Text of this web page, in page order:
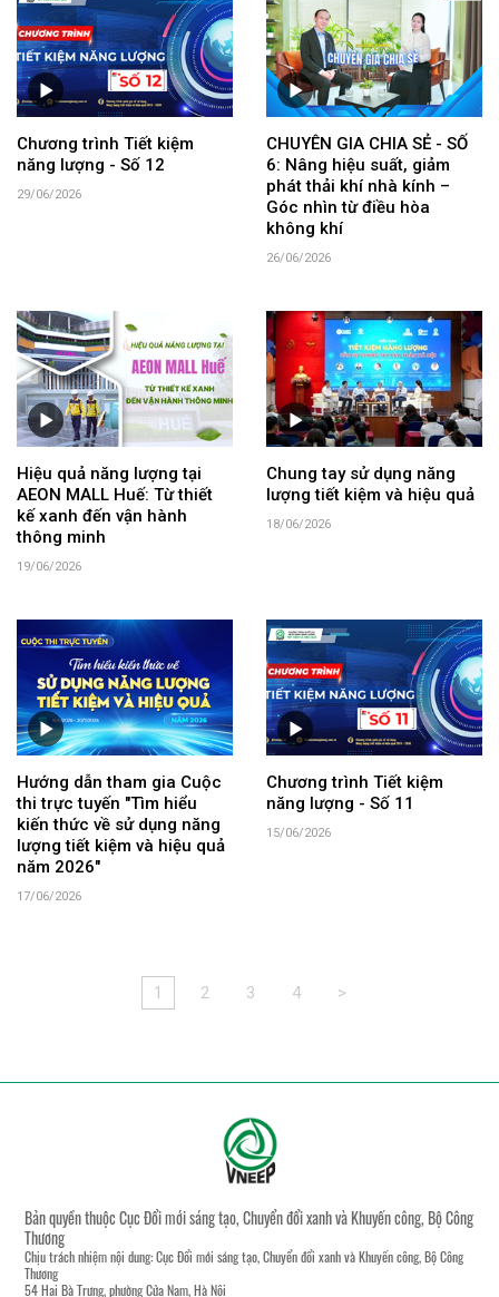
Chương trình Tiết kiệm
năng lượng - Số 12
29/06/2026
CHUYÊN GIA CHIA SẺ - SỐ
6: Nâng hiệu suất, giảm
phát thải khí nhà kính –
Góc nhìn từ điều hòa
không khí
26/06/2026
Hiệu quả năng lượng tại
AEON MALL Huế: Từ thiết
kế xanh đến vận hành
thông minh
19/06/2026
Chung tay sử dụng năng
lượng tiết kiệm và hiệu quả
18/06/2026
Hướng dẫn tham gia Cuộc
thi trực tuyến "Tìm hiểu
kiến thức về sử dụng năng
lượng tiết kiệm và hiệu quả
năm 2026"
17/06/2026
Chương trình Tiết kiệm
năng lượng - Số 11
15/06/2026
1 2 3 4 >
Bản quyền thuộc Cục Đổi mới sáng tạo, Chuyển đổi xanh và Khuyến công, Bộ Công
Thương
Chịu trách nhiệm nội dung: Cục Đổi mới sáng tạo, Chuyển đổi xanh và Khuyến công, Bộ Công
Thương
54 Hai Bà Trưng, phường Cửa Nam, Hà Nội